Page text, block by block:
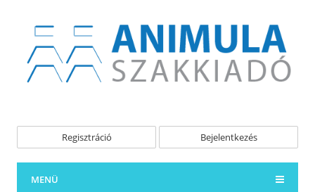
Regisztráció Bejelentkezés
MENÜ